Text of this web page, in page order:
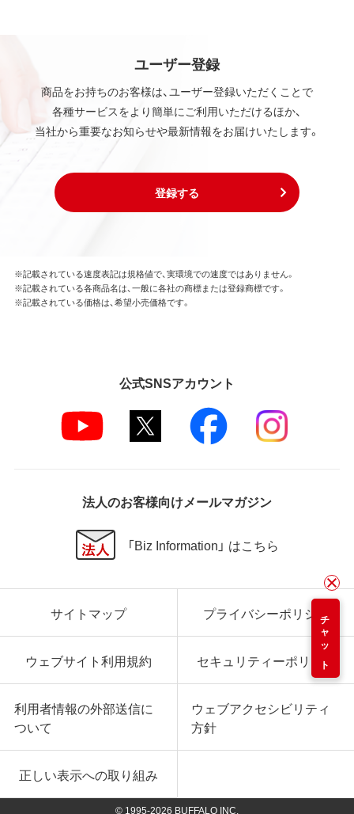
ユーザー登録
商品をお持ちのお客様は、ユーザー登録いただくことで
各種サービスをより簡単にご利用いただけるほか、
当社から重要なお知らせや最新情報をお届けいたします。
登録する
チャット
※記載されている速度表記は規格値で、実環境での速度ではありません。
※記載されている各商品名は、一般に各社の商標または登録商標です。
※記載されている価格は、希望小売価格です。
公式SNSアカウント
法人のお客様向けメールマガジン
「Biz Information」 はこちら
サイトマップ プライバシーポリシー
ウェブサイト利用規約 セキュリティーポリシー
利用者情報の外部送信に
ついて
ウェブアクセシビリティ
方針
正しい表示への取り組み
© 1995-2026 BUFFALO INC.